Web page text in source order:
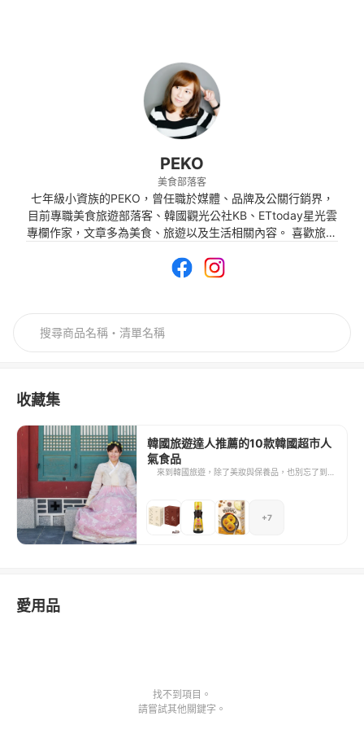
PEKO
美食部落客
七年級小資族的PEKO，曾任職於媒體、品牌及公關行銷界，
目前專職美食旅遊部落客、韓國觀光公社KB、ETtoday星光雲
專欄作家，文章多為美食、旅遊以及生活相關內容。 喜歡旅遊
泰國、香港、澳門、新加坡、馬來西亞、菲律賓以及紐約，希
收藏集
韓國旅遊達人推薦的10款韓國超市人
氣食品
來到韓國旅遊，除了美妝與保養品，也別忘了到韓
我通通不藏私，精選10款好物跟你分享，讓你看完
即可出發前往採購！
+7
愛用品
找不到項目。
請嘗試其他關鍵字。